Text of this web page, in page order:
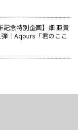
記念特別企画】畑 亜貴
｜Aqours「君のここ